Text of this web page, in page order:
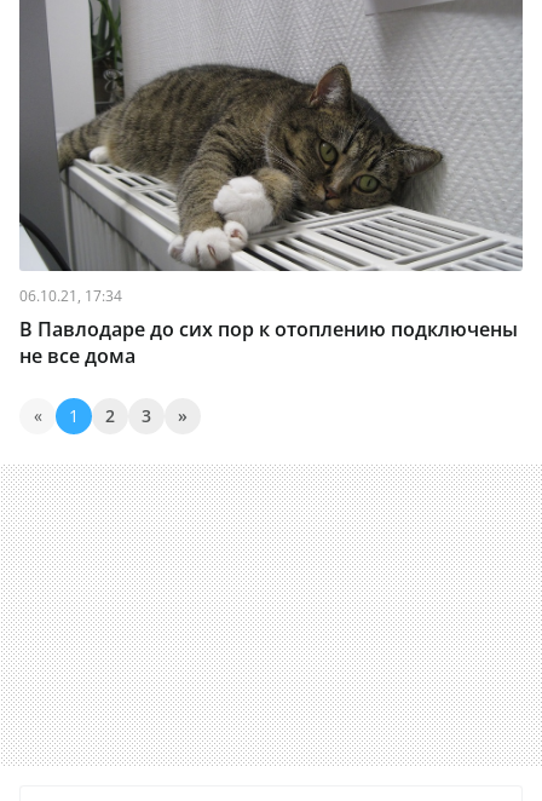
06.10.21, 17:34
В Павлодаре до сих пор к отоплению подключены
не все дома
« 1 2 3 »